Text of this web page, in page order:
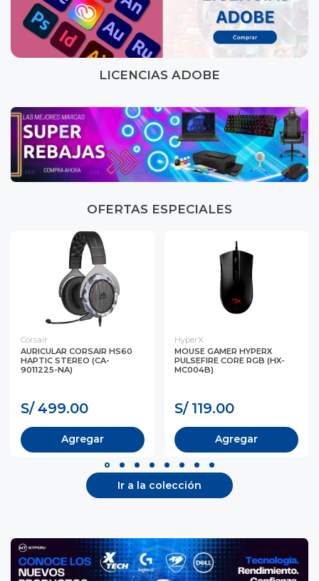
LICENCIAS ADOBE
OFERTAS ESPECIALES
Corsair
AURICULAR CORSAIR HS60
HAPTIC STEREO (CA-
9011225-NA)
S/ 499.00
Agregar
HyperX
MOUSE GAMER HYPERX
PULSEFIRE CORE RGB (HX-
MC004B)
S/ 119.00
Agregar
Ir a la colección